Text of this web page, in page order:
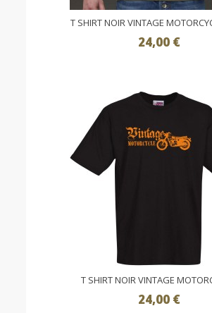
T SHIRT NOIR VINTAGE
24,00 €
T SHIRT NOIR VINTAGE
24,00 €